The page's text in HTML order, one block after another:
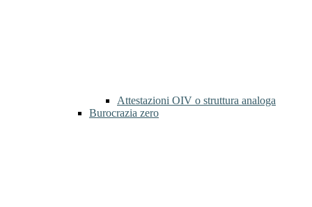
Attestazioni OIV o struttura analoga
Burocrazia zero